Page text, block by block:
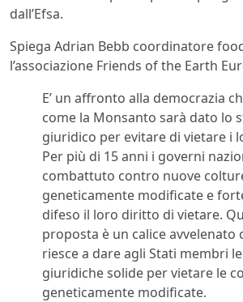
dall’Efsa.
Spiega Adrian Bebb coordinatore
l’associazione Friends of the Earth
E’ un affronto alla democrazia
come la Monsanto sarà dato lo
giuridico per evitare di vietare i
Per più di 15 anni i governi
combattuto contro nuove
geneticamente modificate e
difeso il loro diritto di vietare.
proposta è un calice avvelenato
riesce a dare agli Stati membri
giuridiche solide per vietare le
geneticamente modificate.